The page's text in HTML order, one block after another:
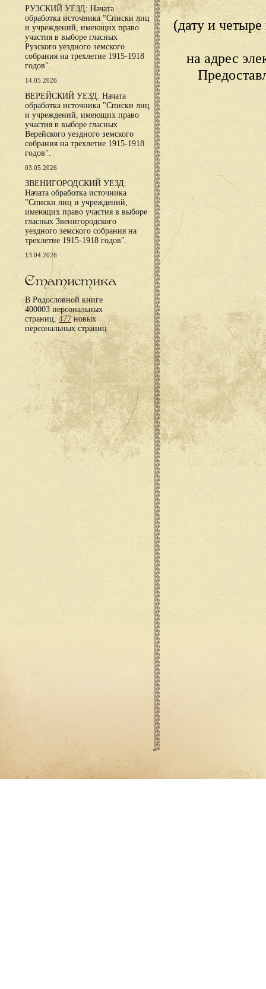
РУЗСКИЙ УЕЗД: Начата
обработка источника "Списки лиц
и учреждений, имеющих право
участия в выборе гласных
Рузского уездного земского
собрания на трехлетие 1915-1918
годов".
14.05.2026
ВЕРЕЙСКИЙ УЕЗД: Начата
обработка источника "Списки лиц
и учреждений, имеющих право
участия в выборе гласных
Верейского уездного земского
собрания на трехлетие 1915-1918
годов".
03.05.2026
ЗВЕНИГОРОДСКИЙ УЕЗД:
Начата обработка источника
"Списки лиц и учреждений,
имеющих право участия в выборе
гласных Звенигородского
уездного земского собрания на
трехлетие 1915-1918 годов".
13.04.2026
Статистика
В Родословной книге
400003 персональных
страниц,477новых
персональных страниц
(дату и
на адрес